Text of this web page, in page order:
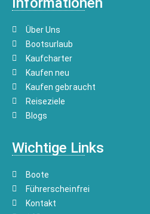
Über Uns
Bootsurlaub
Kaufcharter
Kaufen neu
Kaufen gebraucht
Reiseziele
Blogs
Wichtige Links
Boote
Führerscheinfrei
Kontakt